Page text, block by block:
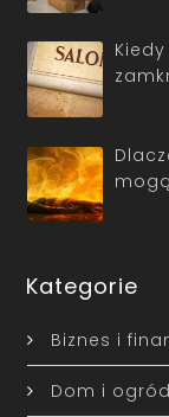
Kategorie
Biznes i
Dom i ogród